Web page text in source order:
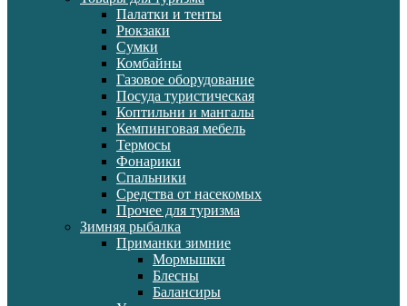
Палатки и тенты
Рюкзаки
Сумки
Комбайны
Газовое оборудование
Посуда туристическая
Коптильни и мангалы
Кемпинговая мебель
Термосы
Фонарики
Спальники
Средства от насекомых
Прочее для туризма
Зимняя рыбалка
Приманки зимние
Мормышки
Блесны
Балансиры